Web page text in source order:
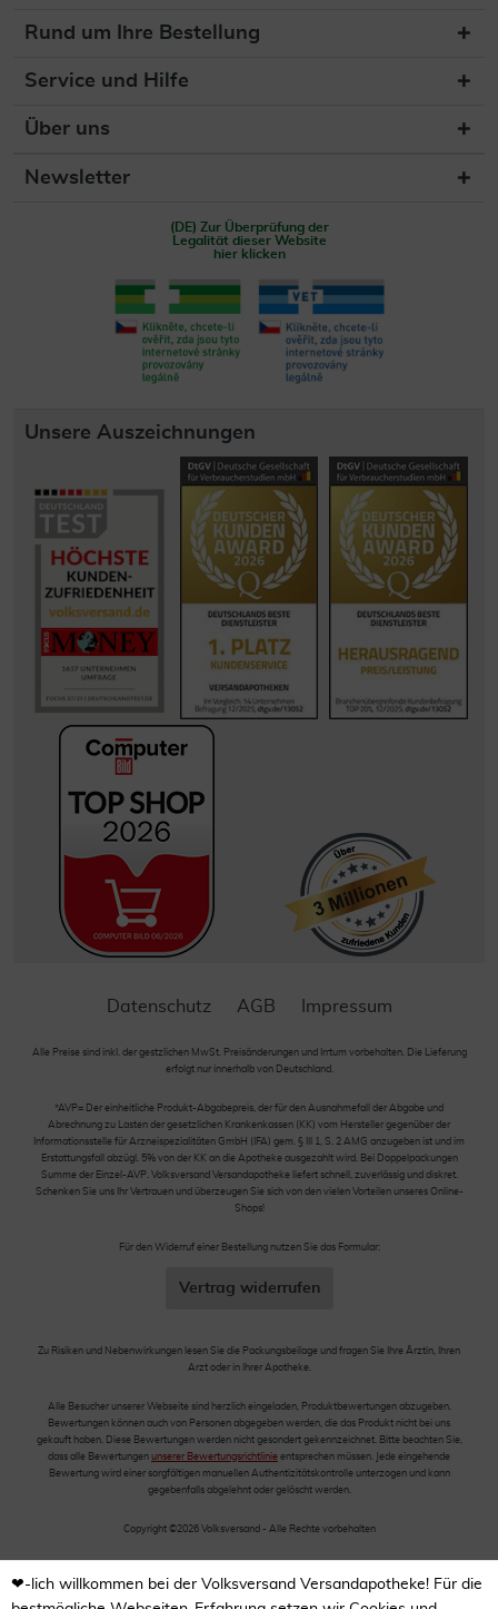
Rund um Ihre Bestellung
Service und Hilfe
Über uns
Newsletter
(DE) Zur Überprüfung der
Legalität dieser Website
hier klicken
Unsere Auszeichnungen
Datenschutz AGB Impressum
Alle Preise sind inkl. der gestzlichen MwSt. Preisänderungen und Irrtum vorbehalten. Die Lieferung
erfolgt nur innerhalb von Deutschland.
*AVP= Der einheitliche Produkt-Abgabepreis, der für den Ausnahmefall der Abgabe und
Abrechnung zu Lasten der gesetzlichen Krankenkassen (KK) vom Hersteller gegenüber der
Informationsstelle für Arzneispezialitäten GmbH (IFA) gem. § III 1, S. 2 AMG anzugeben ist und im
Erstattungsfall abzügl. 5% von der KK an die Apotheke ausgezahlt wird. Bei Doppelpackungen
Summe der Einzel-AVP. Volksversand Versandapotheke liefert schnell, zuverlässig und diskret.
Schenken Sie uns Ihr Vertrauen und überzeugen Sie sich von den vielen Vorteilen unseres Online-
Shops!
Für den Widerruf einer Bestellung nutzen Sie das Formular:
Vertrag widerrufen
Zu Risiken und Nebenwirkungen lesen Sie die Packungsbeilage und fragen Sie Ihre Ärztin, Ihren
Arzt oder in Ihrer Apotheke.
Alle Besucher unserer Webseite sind herzlich eingeladen, Produktbewertungen abzugeben.
Bewertungen können auch von Personen abgegeben werden, die das Produkt nicht bei uns
gekauft haben. Diese Bewertungen werden nicht gesondert gekennzeichnet. Bitte beachten Sie,
dass alle Bewertungen unserer Bewertungsrichtlinie entsprechen müssen. Jede eingehende
Bewertung wird einer sorgfältigen manuellen Authentizitätskontrolle unterzogen und kann
gegebenfalls abgelehnt oder gelöscht werden.
Copyright ©2026 Volksversand - Alle Rechte vorbehalten
❤-lich willkommen bei der Volksversand Versandapotheke! Für die